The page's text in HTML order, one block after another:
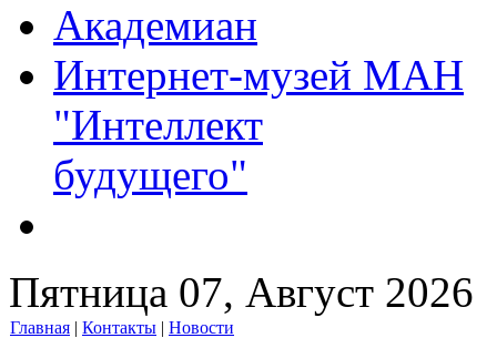
Академиан
Интернет-музей МАН
"Интеллект
будущего"
Пятница 07, Август 2026
Главная | Контакты | Новости